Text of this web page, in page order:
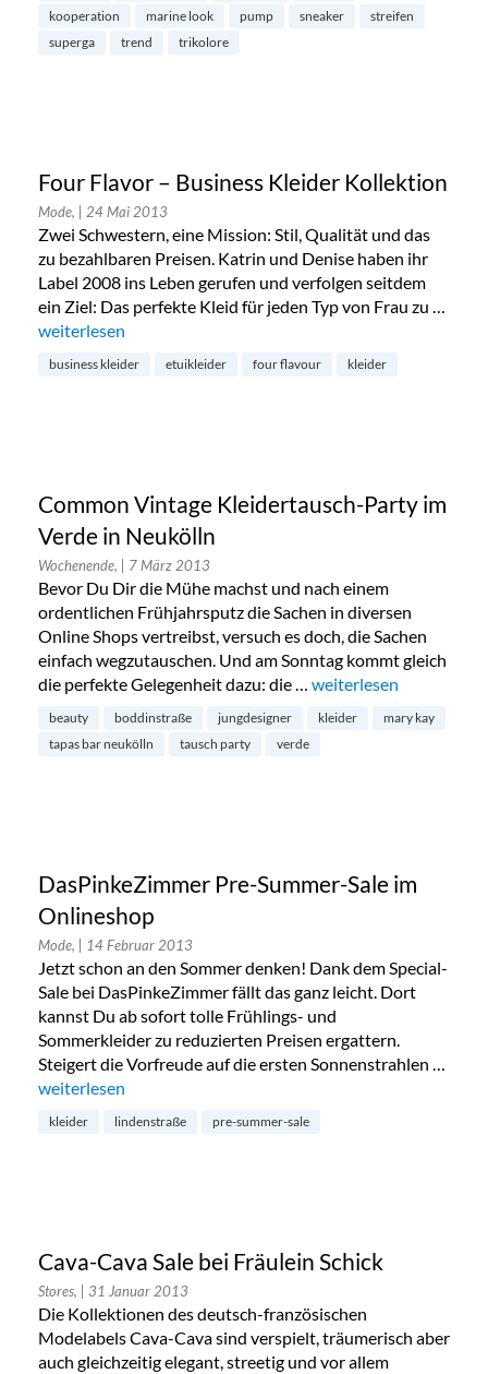
kooperation
marine look pump sneaker
streifen
superga
trend trikolore
Four Flavor – Business Kleider Kollektion
Mode, | 24 Mai 2013
Zwei Schwestern, eine Mission: Stil, Qualität und das
zu bezahlbaren Preisen. Katrin und Denise haben ihr
Label 2008 ins Leben gerufen und verfolgen seitdem
ein Ziel: Das perfekte Kleid für jeden Typ von Frau zu …
„Four Flavor – Business Kleider Kollektion“
weiterlesen
business kleider etuikleider four flavour kleider
Common Vintage Kleidertausch-Party im
Verde in Neukölln
Wochenende, | 7 März 2013
Bevor Du Dir die Mühe machst und nach einem
ordentlichen Frühjahrsputz die Sachen in diversen
Online Shops vertreibst, versuch es doch, die Sachen
einfach wegzutauschen. Und am Sonntag kommt gleich
die perfekte Gelegenheit dazu: die … „Common Vintage
weiterlesen
beauty boddinstraße jungdesigner kleider
mary kay
tapas bar neukölln
tausch party verde
DasPinkeZimmer Pre-Summer-Sale im
Onlineshop
Mode, | 14 Februar 2013
Jetzt schon an den Sommer denken! Dank dem Special-
Sale bei DasPinkeZimmer fällt das ganz leicht. Dort
kannst Du ab sofort tolle Frühlings- und
Sommerkleider zu reduzierten Preisen ergattern.
Steigert die Vorfreude auf die ersten Sonnenstrahlen …
„DasPinkeZimmer Pre-Summer-Sale im Onlineshop“
weiterlesen
kleider lindenstraße pre-summer-sale
Cava-Cava Sale bei Fräulein Schick
Stores, | 31 Januar 2013
Die Kollektionen des deutsch-französischen
Modelabels Cava-Cava sind verspielt, träumerisch aber
auch gleichzeitig elegant, streetig und vor allem